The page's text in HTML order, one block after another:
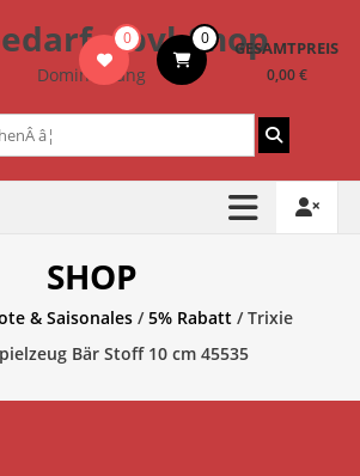
– bvl-Shop
Dominik Lang
0 0 GESAMTPREIS
0,00 €
SHOP
& Saisonales /5% Rabatt / Trixie
Bär Stoff 10 cm 45535